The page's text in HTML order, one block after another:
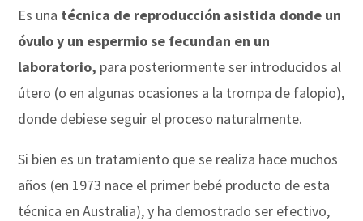
Es una técnica de reproducción asistida donde un
óvulo y un espermio se fecundan en un
laboratorio, para posteriormente ser introducidos al
útero (o en algunas ocasiones a la trompa de falopio),
donde debiese seguir el proceso naturalmente.
Si bien es un tratamiento que se realiza hace muchos
años (en 1973 nace el primer bebé producto de esta
técnica en Australia), y ha demostrado ser efectivo,